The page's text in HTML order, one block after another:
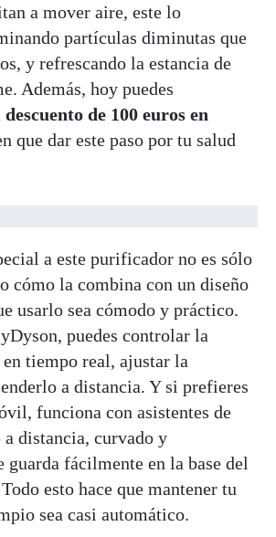
a mover aire, este lo
partículas diminutas que
y refrescando la estancia de
Además, hoy puedes
descuento de 100 euros en
que dar este paso por tu salud
a este purificador no es sólo
cómo la combina con un diseño
usarlo sea cómodo y práctico.
puedes controlar la
tiempo real, ajustar la
a distancia. Y si prefieres
funciona con asistentes de
distancia, curvado y
guarda fácilmente en la base del
esto hace que mantener tu
sea casi automático.